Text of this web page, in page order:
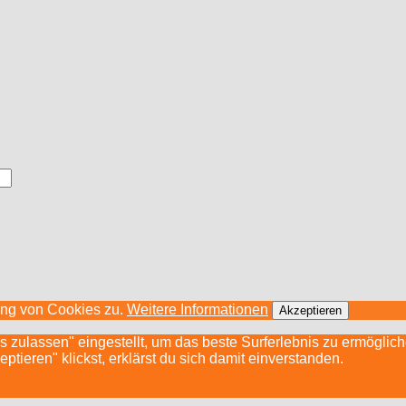
von Cookies zu. Weitere Informationen Akzeptieren
eingestellt, um das beste Surferlebnis zu
klickst, erklärst du sich damit einverstanden.